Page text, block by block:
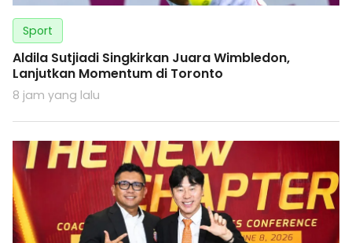
Sport
Aldila Sutjiadi Singkirkan Juara Wimbledon,
Lanjutkan Momentum di Toronto
8 jam yang lalu